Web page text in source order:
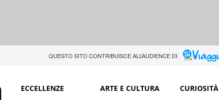
QUESTO SITO CONTRIBUISCE ALL’AUDIENCE DI
ECCELLENZE ARTE E CULTURA CURIOSITÀ